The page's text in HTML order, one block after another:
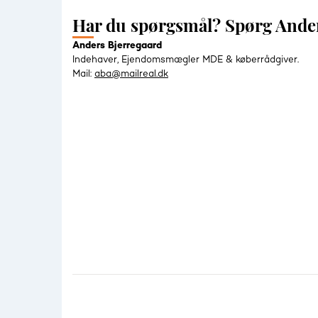
Har du spørgsmål? Spørg
Anders Bjerregaard
Indehaver, Ejendomsmægler MDE & køberrådgiver.
Mail: aba@mailreal.dk